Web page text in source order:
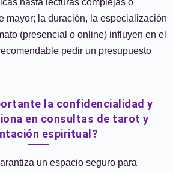
hasta lecturas complejas o
mayor; la duración, la especialización
(presencial o online) influyen en el
pedir un presupuesto
la confidencialidad y
en consultas de tarot y
espiritual?
un espacio seguro para